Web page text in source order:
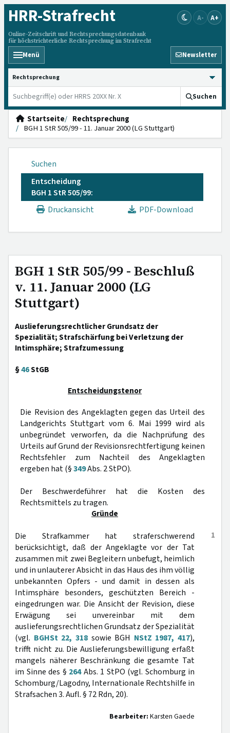
HRR-Strafrecht
Online-Zeitschrift und Rechtsprechungsdatenbank
für höchstrichterliche Rechtsprechung im Strafrecht
A- A+
Menü Newsletter
HRRS durchsuchen
Suchen
Startseite
Rechtsprechung
BGH 1 StR 505/99 - 11. Januar 2000 (LG Stuttgart)
Suchen
Entscheidung
BGH 1 StR 505/99:
Druckansicht
PDF-Download
BGH 1 StR 505/99 - Beschluß
v. 11. Januar 2000 (LG
Stuttgart)
Auslieferungsrechtlicher Grundsatz der
Spezialität; Strafschärfung bei Verletzung der
Intimsphäre; Strafzumessung
§46StGB
Entscheidungstenor
Die Revision des Angeklagten gegen das Urteil des
Landgerichts Stuttgart vom 6. Mai 1999 wird als
unbegründet verworfen, da die Nachprüfung des
Urteils auf Grund der Revisionsrechtfertigung keinen
Rechtsfehler zum Nachteil des Angeklagten
ergeben hat (§349Abs. 2 StPO).
Der Beschwerdeführer hat die Kosten des
Rechtsmittels zu tragen.
Gründe
1
Die Strafkammer hat straferschwerend
berücksichtigt, daß der Angeklagte vor der Tat
zusammen mit zwei Begleitern unbefugt, heimlich
und in unlauterer Absicht in das Haus des ihm völlig
unbekannten Opfers - und damit in dessen als
Intimsphäre besonders, geschützten Bereich -
eingedrungen war. Die Ansicht der Revision, diese
Erwägung sei unvereinbar mit dem
auslieferungsrechtlichen Grundsatz der Spezialität
(vgl. BGHSt 22, 318sowie BGH NStZ 1987, 417),
trifft nicht zu. Die Auslieferungsbewilligung erfaßt
mangels näherer Beschränkung die gesamte Tat
im Sinne des § 264Abs. 1 StPO (vgl. Schomburg in
Schomburg/Lagodny, Internationale Rechtshilfe in
Strafsachen 3. Aufl. § 72 Rdn, 20).
Bearbeiter: Karsten Gaede